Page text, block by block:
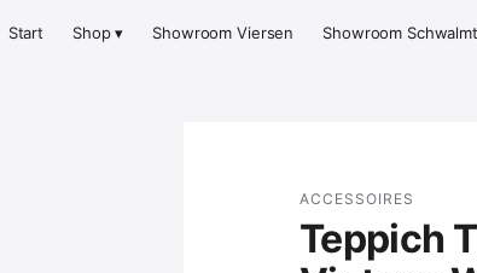
Start Shop ▾ Showroom Viersen Showroom
ACCESSOIRES
Teppich